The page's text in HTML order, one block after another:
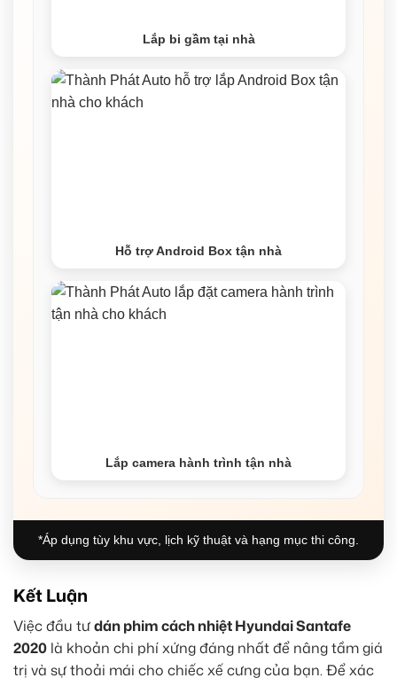
Lắp bi gầm tại nhà
Hỗ trợ Android Box tận nhà
Lắp camera hành trình tận nhà
*Áp dụng tùy khu vực, lịch kỹ thuật và hạng mục thi công.
Kết Luận
Việc đầu tưdán phim cách nhiệt Hyundai Santafe
2020 là khoản chi phí xứng đáng nhất để nâng tầm giá
trị và sự thoải mái cho chiếc xế cưng của bạn. Để xác